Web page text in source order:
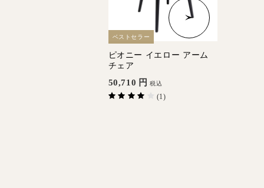
ベストセラー
ピオニー イエロー アーム
チェア
50,710 円 税込
(1)